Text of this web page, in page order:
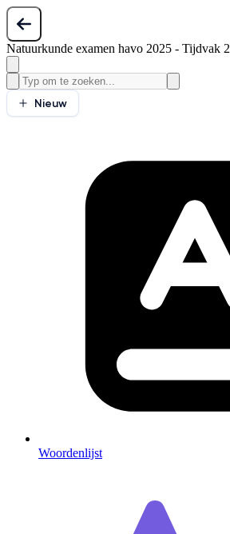
Natuurkunde examen havo 2025 - Tijdvak 2
Nieuw
Woordenlijst